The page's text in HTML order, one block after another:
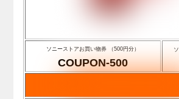
ソニーストアお買い物券 （500円分）
COUPON-500